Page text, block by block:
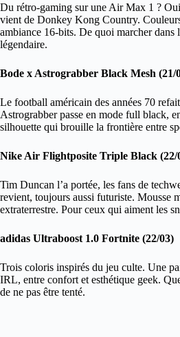
Du rétro-gaming sur une Air Max 1 ?
vient de Donkey Kong Country.
ambiance 16-bits. De quoi marcher dans
légendaire.
Bode x Astrograbber Black Mesh (21/
Le football américain des années 70
Astrograbber passe en mode full black,
silhouette qui brouille la frontière entre
Nike Air Flightposite Triple Black (22/
Tim Duncan l’a portée, les fans de
revient, toujours aussi futuriste. Mousse
extraterrestre. Pour ceux qui aiment les
adidas Ultraboost 1.0 Fortnite (22/03)
Trois coloris inspirés du jeu culte. Une
IRL, entre confort et esthétique geek.
de ne pas être tenté.